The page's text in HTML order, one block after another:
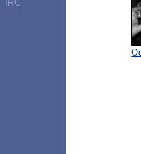
IRC